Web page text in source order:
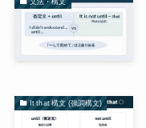
It that 構文 (強調構文)